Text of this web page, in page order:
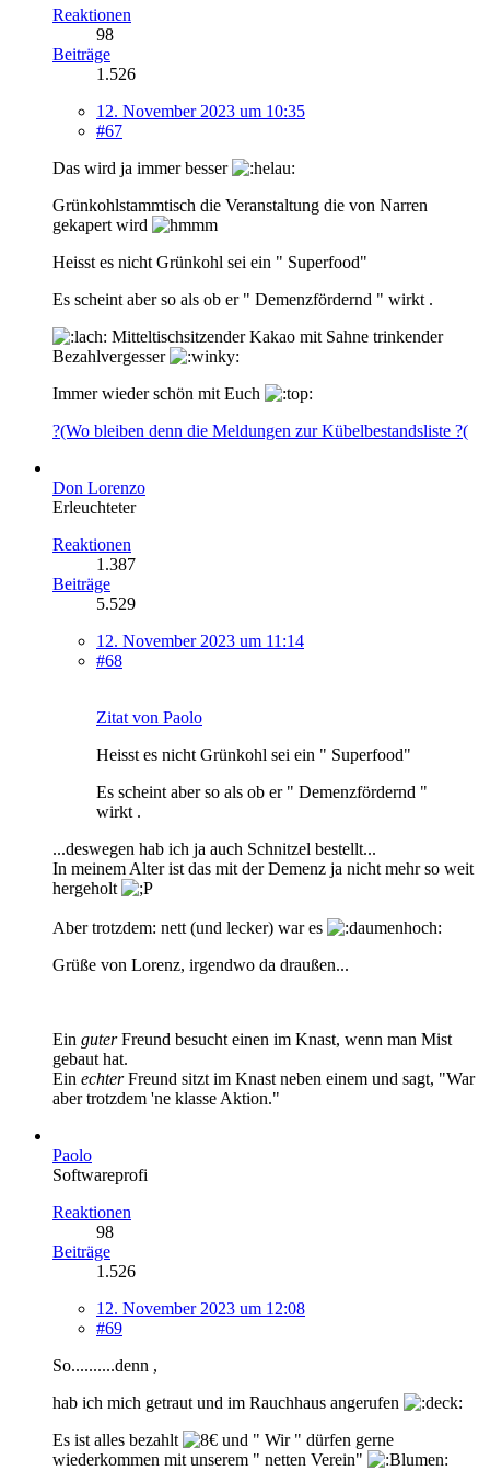
Reaktionen
98
Beiträge
1.526
12. November 2023 um 10:35
#67
Das wird ja immer besser
Grünkohlstammtisch die Veranstaltung die von Narren
gekapert wird
Heisst es nicht Grünkohl sei ein " Superfood"
Es scheint aber so als ob er " Demenzfördernd " wirkt .
Mitteltischsitzender Kakao mit Sahne trinkender
Bezahlvergesser
Immer wieder schön mit Euch
?(Wo bleiben denn die Meldungen zur Kübelbestandsliste ?(
Don Lorenzo
Erleuchteter
Reaktionen
1.387
Beiträge
5.529
12. November 2023 um 11:14
#68
Zitat von Paolo
Heisst es nicht Grünkohl sei ein " Superfood"
Es scheint aber so als ob er " Demenzfördernd "
wirkt .
...deswegen hab ich ja auch Schnitzel bestellt...
In meinem Alter ist das mit der Demenz ja nicht mehr so weit
hergeholt
Aber trotzdem: nett (und lecker) war es
Grüße von Lorenz, irgendwo da draußen...
Ein guterFreund besucht einen im Knast, wenn man Mist
gebaut hat.
Ein echterFreund sitzt im Knast neben einem und sagt, "War
aber trotzdem 'ne klasse Aktion."
Paolo
Softwareprofi
Reaktionen
98
Beiträge
1.526
12. November 2023 um 12:08
#69
So..........denn ,
hab ich mich getraut und im Rauchhaus angerufen
Es ist alles bezahlt
und " Wir " dürfen gerne
wiederkommen mit unserem " netten Verein"